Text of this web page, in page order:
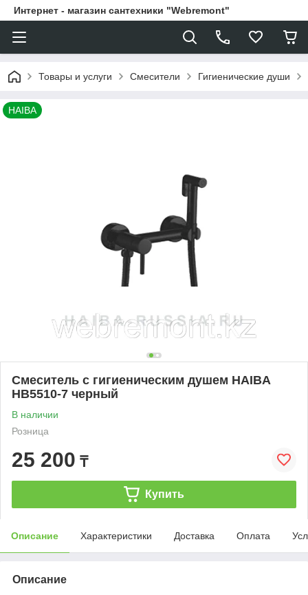
Интернет - магазин сантехники "Webremont"
Товары и услуги Смесители Гигиенические души
HAIBA
Смеситель с гигиеническим душем HAIBA
HB5510-7 черный
В наличии
Розница
25 200 ₸
Купить
Описание Характеристики Доставка Оплата
Описание